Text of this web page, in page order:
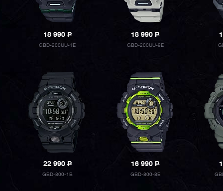
18 990P
GBD-200UU-1E
18 990P
GBD-200UU-9E
22 990P
GBD-800-1B
16 990P
GBD-800-8E